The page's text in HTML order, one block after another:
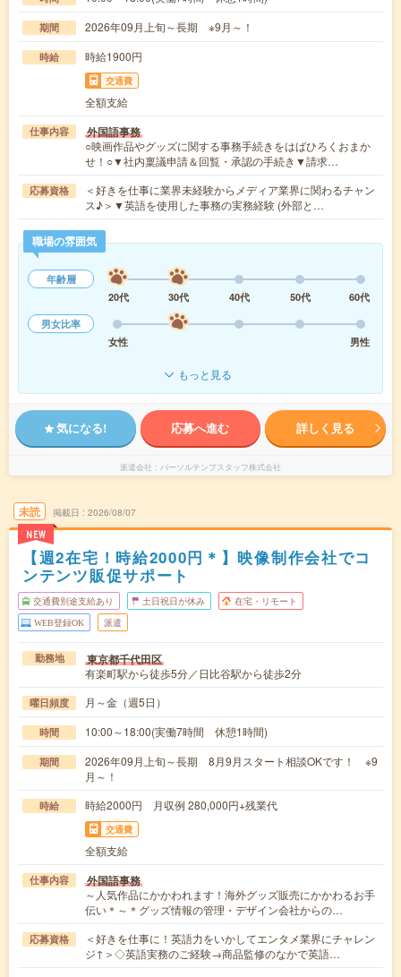
期間 2026年09月上旬～長期 ※9月～！
時給 時給1900円
交通費
全額支給
仕事内容 外国語事務
○映画作品やグッズに関する事務手続きをはばひろくおまか
せ！○▼社内稟議申請＆回覧・承認の手続き▼請求…
応募資格
＜好きを仕事に業界未経験からメディア業界に関わるチャン
ス♪＞▼英語を使用した事務の実務経験 (外部と…
職場の雰囲気
年齢層
20代
30代 40代 50代
60代
男女比率
女性
男性
もっと見る
気になる! 応募へ進む 詳しく見る
派遣会社 パーソルテンプスタッフ株式会社
未読
NEW
掲載日 2026/08/07
【週2在宅！時給2000円＊】映像制作会社でコ
ンテンツ販促サポート
交通費別途支給あり 土日祝日が休み 在宅・リモート
WEB登録OK 派遣
勤務地 東京都千代田区
有楽町駅から徒歩5分／日比谷駅から徒歩2分
曜日頻度 月～金（週5日）
時間 10:00～18:00(実働7時間 休憩1時間)
期間
2026年09月上旬～長期 8月9月スタート相談OKです！ ※9
月～！
時給 時給2000円 月収例 280,000円+残業代
交通費
全額支給
仕事内容 外国語事務
～人気作品にかかわれます！海外グッズ販売にかかわるお手
伝い＊～＊グッズ情報の管理・デザイン会社からの…
応募資格
＜好きを仕事に！英語力をいかしてエンタメ業界にチャレン
ジ↑＞◇英語実務のご経験→商品監修のなかで英語…